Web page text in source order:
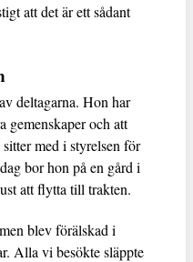
att det är ett sådant
deltagarna. Hon har
gemenskaper och att
med i styrelsen för
bor hon på en gård i
att flytta till trakten.
blev förälskad i
Alla vi besökte släppte